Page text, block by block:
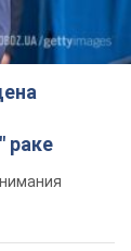
раке